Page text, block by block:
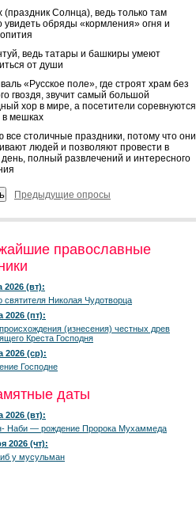
(праздник Солнца), ведь только там
увидеть обряды «кормления» огня и
ведь татары и башкиры умеют
от души
«Русское поле», где строят храм без
гвоздя, звучит самый большой
хор в мире, а посетители соревнуются
в мешках
все столичные праздники, потому что они
людей и позволяют провести в
день, полный развлечений и интересного
Предыдущие опросы
православные
2026 (вт):
святителя Николая Чудотворца
2026 (пт):
(изнесения) честных древ
Креста Господня
2026 (ср):
Господне
даты
2026 (вт):
Наби — рождение Пророка Мухаммеда
2026 (чт):
у мусульман